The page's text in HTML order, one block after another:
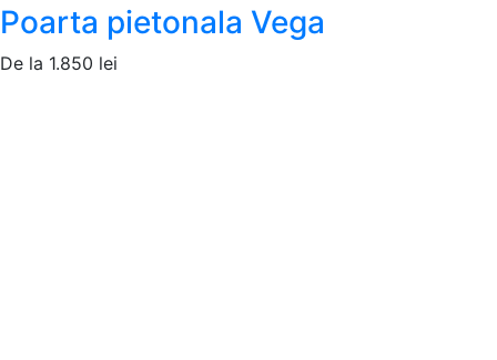
Poarta pietonala Vega
De la 1.850 lei